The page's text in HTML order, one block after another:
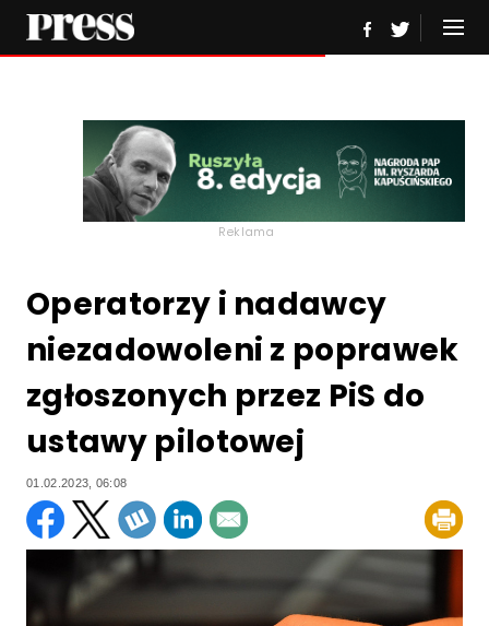
Reklama
Operatorzy i nadawcy
niezadowoleni z poprawek
zgłoszonych przez PiS do
ustawy pilotowej
01.02.2023, 06:08